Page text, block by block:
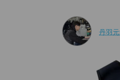
丹羽